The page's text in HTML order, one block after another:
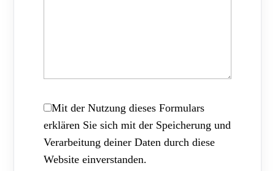
Mit der Nutzung dieses Formulars
erklären Sie sich mit der Speicherung und
Verarbeitung deiner Daten durch diese
Website einverstanden.